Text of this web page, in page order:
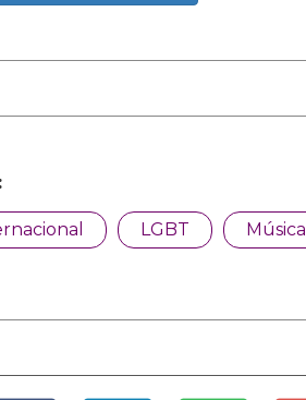
LGBT Música